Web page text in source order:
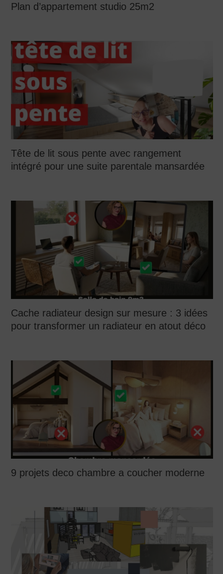
Plan d’appartement studio 25m2
Tête de lit sous pente avec rangement
intégré pour une suite parentale mansardée
Cache radiateur design sur mesure : 3 idées
pour transformer un radiateur en atout déco
9 projets deco chambre a coucher moderne